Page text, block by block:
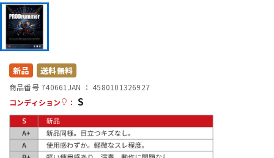
配信/ライブ機器
中古 ヴィンテージ
新品 送料無料
商品番号 740661 JAN ： 4580101326927
コンディション
： S